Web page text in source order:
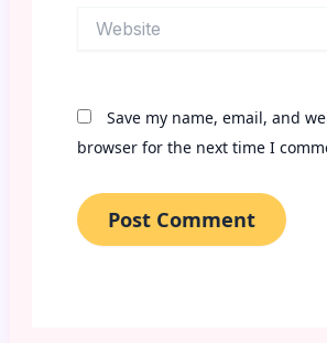
Save my name, email, and
browser for the next time I